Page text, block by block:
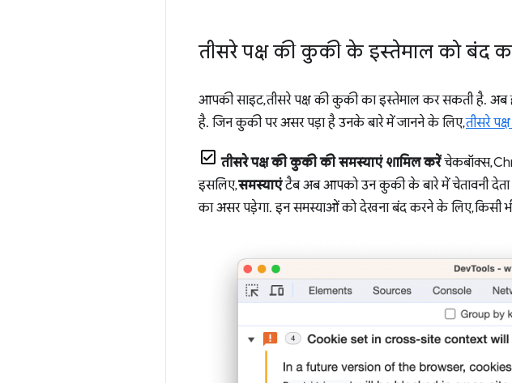
तीसरे पक्ष की कुकी के इस्तेमाल को बंद
आपकी साइट, तीसरे पक्ष की कुकी का इस्तेमाल कर सकती है. अब
है. जिन कुकी पर असर पड़ा है उनके बारे में जानने के लिए,तीसरे
तीसरे पक्ष की कुकी की समस्याएं शामिल करेंचेकबॉक्स,
इसलिए,समस्याएंटैब अब आपको उन कुकी के बारे में चेतावनी देता
का असर पड़ेगा. इन समस्याओं को देखना बंद करने के लिए, किसी